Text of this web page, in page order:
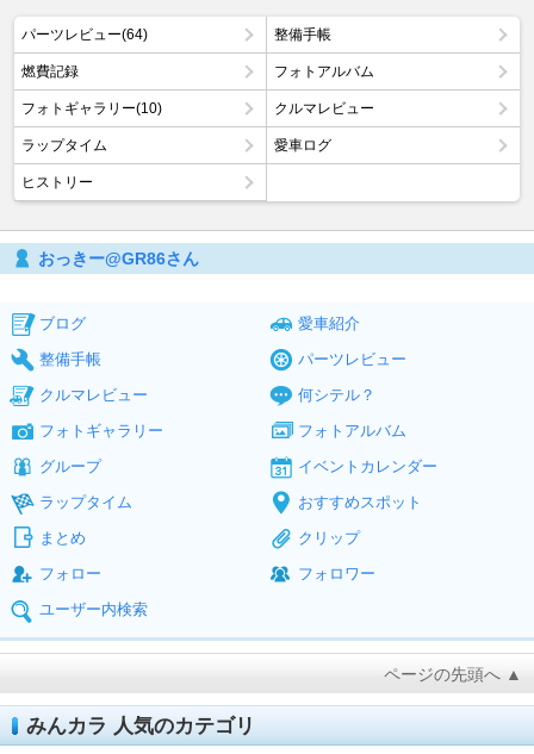
パーツレビュー(64) 整備手帳
燃費記録 フォトアルバム
フォトギャラリー(10) クルマレビュー
ラップタイム 愛車ログ
ヒストリー
おっきー@GR86さん
ブログ
愛車紹介
整備手帳
パーツレビュー
クルマレビュー
何シテル？
フォトギャラリー
フォトアルバム
グループ
イベントカレンダー
ラップタイム
おすすめスポット
まとめ
クリップ
フォロー
フォロワー
ユーザー内検索
ページの先頭へ ▲
みんカラ 人気のカテゴリ